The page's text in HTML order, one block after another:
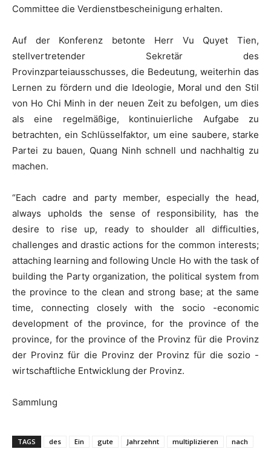
Committee die Verdienstbescheinigung erhalten.
Auf der Konferenz betonte Herr Vu Quyet Tien,
stellvertretender Sekretär des
Provinzparteiausschusses, die Bedeutung, weiterhin das
Lernen zu fördern und die Ideologie, Moral und den Stil
von Ho Chi Minh in der neuen Zeit zu befolgen, um dies
als eine regelmäßige, kontinuierliche Aufgabe zu
betrachten, ein Schlüsselfaktor, um eine saubere, starke
Partei zu bauen, Quang Ninh schnell und nachhaltig zu
machen.
“Each cadre and party member, especially the head,
always upholds the sense of responsibility, has the
desire to rise up, ready to shoulder all difficulties,
challenges and drastic actions for the common interests;
attaching learning and following Uncle Ho with the task of
building the Party organization, the political system from
the province to the clean and strong base; at the same
time, connecting closely with the socio -economic
development of the province, for the province of the
province, for the province of the Provinz für die Provinz
der Provinz für die Provinz der Provinz für die sozio -
wirtschaftliche Entwicklung der Provinz.
Sammlung
TAGS des Ein gute Jahrzehnt multiplizieren
nach